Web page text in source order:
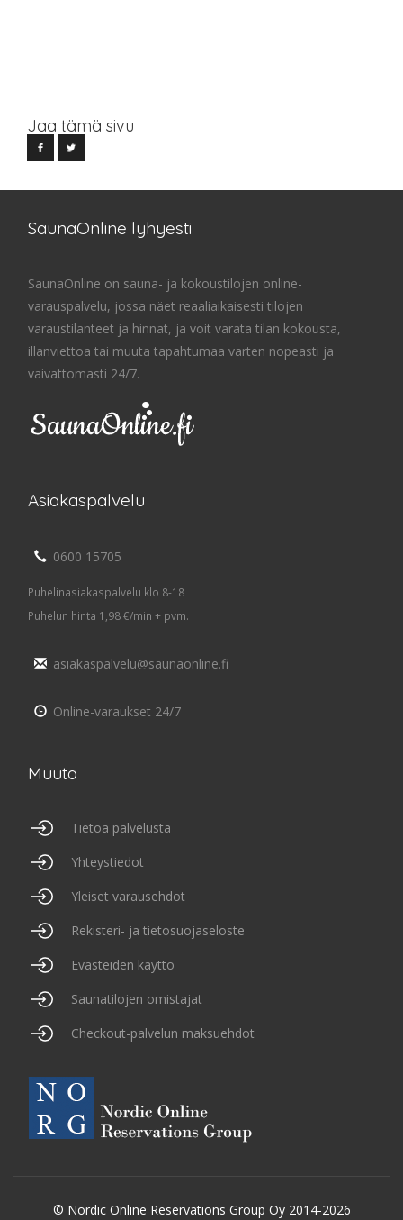
Jaa tämä sivu
SaunaOnline lyhyesti
SaunaOnline on sauna- ja kokoustilojen online-
varauspalvelu, jossa näet reaaliaikaisesti tilojen
varaustilanteet ja hinnat, ja voit varata tilan kokousta,
illanviettoa tai muuta tapahtumaa varten nopeasti ja
vaivattomasti 24/7.
Asiakaspalvelu
0600 15705
Puhelinasiakaspalvelu klo 8-18
Puhelun hinta 1,98 €/min + pvm.
asiakaspalvelu@saunaonline.fi
Online-varaukset 24/7
Muuta
Tietoa palvelusta
Yhteystiedot
Yleiset varausehdot
Rekisteri- ja tietosuojaseloste
Evästeiden käyttö
Saunatilojen omistajat
Checkout-palvelun maksuehdot
© Nordic Online Reservations Group Oy 2014-2026